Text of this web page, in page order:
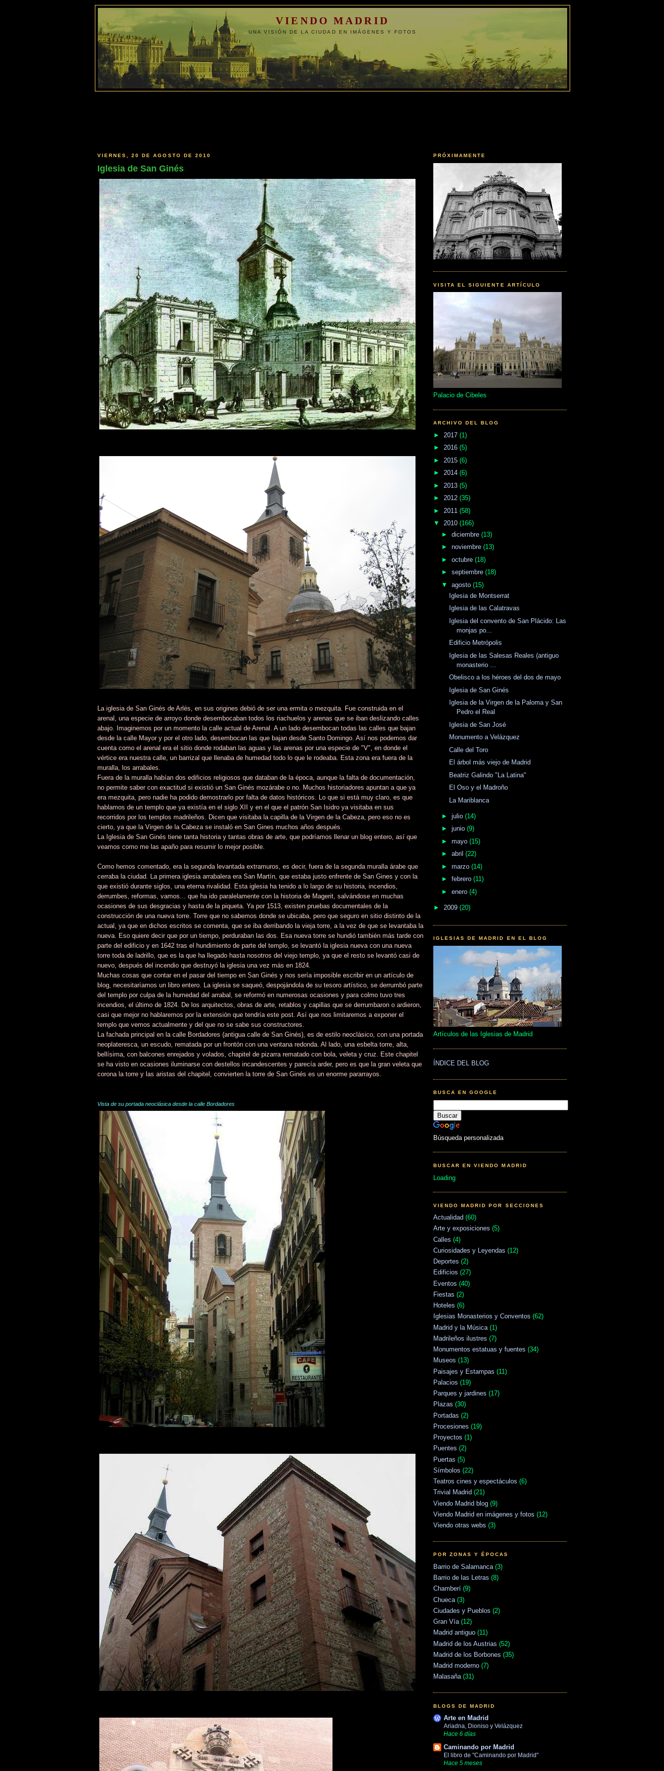
VIENDO MADRID
UNA VISIÓN DE LA CIUDAD EN IMÁGENES Y FOTOS
VIERNES, 20 DE AGOSTO DE 2010
Iglesia de San Ginés
La iglesia de San Ginés de Arlés, en sus origines debió de ser una ermita o mezquita. Fue construida en el
arenal, una especie de arroyo donde desembocaban todos los riachuelos y arenas que se iban deslizando calles
abajo. Imaginemos por un momento la calle actual de Arenal. A un lado desembocan todas las calles que bajan
desde la calle Mayor y por el otro lado, desembocan las que bajan desde Santo Domingo. Así nos podemos dar
cuenta como el arenal era el sitio donde rodaban las aguas y las arenas por una especie de "V", en donde el
vértice era nuestra calle, un barrizal que llenaba de humedad todo lo que le rodeaba. Esta zona era fuera de la
muralla, los arrabales.
Fuera de la muralla habían dos edificios religiosos que databan de la época, aunque la falta de documentación,
no permite saber con exactitud si existió un San Ginés mozárabe o no. Muchos historiadores apuntan a que ya
era mezquita, pero nadie ha podido demostrarlo por falta de datos históricos. Lo que si está muy claro, es que
hablamos de un templo que ya existía en el siglo XII y en el que el patrón San Isidro ya visitaba en sus
recorridos por los templos madrileños. Dicen que visitaba la capilla de la Virgen de la Cabeza, pero eso no es
cierto, ya que la Virgen de la Cabeza se instaló en San Gines muchos años después.
La Iglesia de San Ginés tiene tanta historia y tantas obras de arte, que podríamos llenar un blog entero, así que
veamos como me las apaño para resumir lo mejor posible.
Como hemos comentado, era la segunda levantada extramuros, es decir, fuera de la segunda muralla árabe que
cerraba la ciudad. La primera iglesia arrabalera era San Martín, que estaba justo enfrente de San Gines y con la
que existió durante siglos, una eterna rivalidad. Esta iglesia ha tenido a lo largo de su historia, incendios,
derrumbes, reformas, vamos... que ha ido paralelamente con la historia de Magerit, salvándose en muchas
ocasiones de sus desgracias y hasta de la piqueta. Ya por 1513, existen pruebas documentales de la
construcción de una nueva torre. Torre que no sabemos donde se ubicaba, pero que seguro en sitio distinto de la
actual, ya que en dichos escritos se comenta, que se iba derribando la vieja torre, a la vez de que se levantaba la
nueva. Eso quiere decir que por un tiempo, perduraban las dos. Esa nueva torre se hundió también más tarde con
parte del edificio y en 1642 tras el hundimiento de parte del templo, se levantó la iglesia nueva con una nueva
torre toda de ladrillo, que es la que ha llegado hasta nosotros del viejo templo, ya que el resto se levantó casi de
nuevo, después del incendio que destruyó la iglesia una vez más en 1824.
Muchas cosas que contar en el pasar del tiempo en San Ginés y nos sería imposible escribir en un artículo de
blog, necesitaríamos un libro entero. La iglesia se saqueó, despojándola de su tesoro artístico, se derrumbó parte
del templo por culpa de la humedad del arrabal, se reformó en numerosas ocasiones y para colmo tuvo tres
incendios, el último de 1824. De los arquitectos, obras de arte, retablos y capillas que se derrumbaron o ardieron,
casi que mejor no hablaremos por la extensión que tendría este post. Así que nos limitaremos a exponer el
templo que vemos actualmente y del que no se sabe sus constructores.
La fachada principal en la calle Bordadores (antigua calle de San Ginés), es de estilo neoclásico, con una portada
neoplateresca, un escudo, rematada por un frontón con una ventana redonda. Al lado, una esbelta torre, alta,
bellísima, con balcones enrejados y volados, chapitel de pizarra rematado con bola, veleta y cruz. Este chapitel
se ha visto en ocasiones iluminarse con destellos incandescentes y parecía arder, pero es que la gran veleta que
corona la torre y las aristas del chapitel, convierten la torre de San Ginés es un enorme pararrayos.
Vista de su portada neoclásica desde la calle Bordadores
PRÓXIMAMENTE
VISITA EL SIGUIENTE ARTÍCULO
Palacio de Cibeles
ARCHIVO DEL BLOG
► 2017 (1)
► 2016 (5)
► 2015 (6)
► 2014 (6)
► 2013 (5)
► 2012 (35)
► 2011 (58)
▼ 2010 (166)
► diciembre (13)
► noviembre (13)
► octubre (18)
► septiembre (18)
▼ agosto (15)
Iglesia de Montserrat
Iglesia de las Calatravas
Iglesia del convento de San Plácido: Las
monjas po...
Edificio Metrópolis
Iglesia de las Salesas Reales (antiguo
monasterio ...
Obelisco a los héroes del dos de mayo
Iglesia de San Ginés
Iglesia de la Virgen de la Paloma y San
Pedro el Real
Iglesia de San José
Monumento a Velázquez
Calle del Toro
El árbol más viejo de Madrid
Beatriz Galindo "La Latina"
El Oso y el Madroño
La Mariblanca
► julio (14)
► junio (9)
► mayo (15)
► abril (22)
► marzo (14)
► febrero (11)
► enero (4)
► 2009 (20)
IGLESIAS DE MADRID EN EL BLOG
Artículos de las Iglesias de Madrid
ÍNDICE DEL BLOG
BUSCA EN GOOGLE
Búsqueda personalizada
BUSCAR EN VIENDO MADRID
Loading
VIENDO MADRID POR SECCIONES
Actualidad (60)
Arte y exposiciones (5)
Calles (4)
Curiosidades y Leyendas (12)
Deportes (2)
Edificios (27)
Eventos (40)
Fiestas (2)
Hoteles (6)
Iglesias Monasterios y Conventos (62)
Madrid y la Música (1)
Madrileños ilustres (7)
Monumentos estatuas y fuentes (34)
Museos (13)
Paisajes y Estampas (11)
Palacios (19)
Parques y jardines (17)
Plazas (30)
Portadas (2)
Procesiones (19)
Proyectos (1)
Puentes (2)
Puertas (5)
Símbolos (22)
Teatros cines y espectáculos (6)
Trivial Madrid (21)
Viendo Madrid blog (9)
Viendo Madrid en imágenes y fotos (12)
Viendo otras webs (3)
POR ZONAS Y ÉPOCAS
Barrio de Salamanca (3)
Barrio de las Letras (8)
Chamberí (9)
Chueca (3)
Ciudades y Pueblos (2)
Gran Vía (12)
Madrid antiguo (11)
Madrid de los Austrias (52)
Madrid de los Borbones (35)
Madrid moderno (7)
Malasaña (31)
BLOGS DE MADRID
Arte en Madrid
Ariadna, Dioniso y Velázquez
Hace 6 días
Caminando por Madrid
El libro de "Caminando por Madrid"
Hace 5 meses